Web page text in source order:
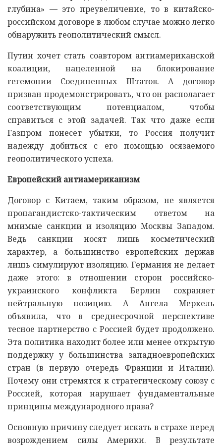
глубина» — это преувеличение, то в китайско-
российском договоре в любом случае можно легко
обнаружить геополитический смысл.
Путин хочет стать соавтором антиамериканской
коалиции, нацеленной на блокирование
гегемонии Соединенных Штатов. А договор
призван продемонстрировать, что он располагает
соответствующим потенциалом, чтобы
справиться с этой задачей. Так что даже если
Газпром понесет убытки, то Россия получит
надежду добиться с его помощью осязаемого
геополитического успеха.
Европейский антиамериканизм
Договор с Китаем, таким образом, не является
пропагандистско-тактическим ответом на
мнимые санкции и изоляцию Москвы Западом.
Ведь санкции носят лишь косметический
характер, а большинство европейских держав
лишь симулируют изоляцию. Германия не делает
даже этого: в отношении сторон российско-
украинского конфликта Берлин сохраняет
нейтральную позицию. А Ангела Меркель
объявила, что в среднесрочной перспективе
тесное партнерство с Россией будет продолжено.
Эта политика находит более или менее открытую
поддержку у большинства западноевропейских
стран (в первую очередь Франции и Италии).
Почему они стремятся к стратегическому союзу с
Россией, которая нарушает фундаментальные
принципы международного права?
Основную причину следует искать в страхе перед
возрождением силы Америки. В результате